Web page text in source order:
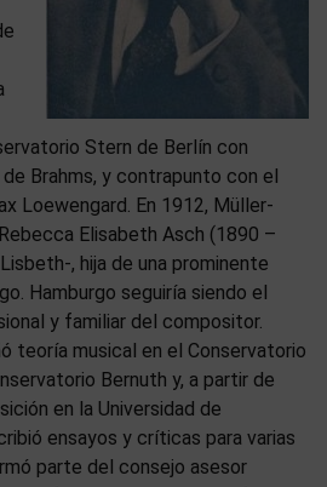
Stern de Berlín con
Brahms, y contrapunto con el
Loewengard. En 1912, Müller-
Elisabeth Asch (1890 –
, hija de una prominente
Hamburgo seguiría siendo el
y familiar del compositor.
teoría musical en el Conservatorio
Bernuth y, a partir de
en la Universidad de
ensayos y críticas para varias
parte del consejo asesor